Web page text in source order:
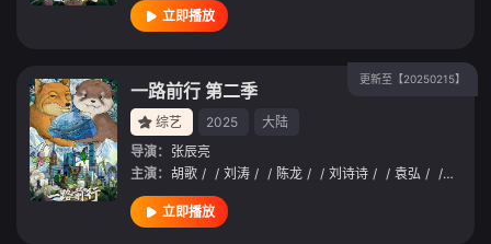
立即播放
更新至【20250215】
一路前行 第二季
综艺 2025
大陆
导演： 张辰亮
主演： 胡歌 / / 刘涛 / / 陈龙 / / 刘诗诗 / / 袁弘 / / 林一
立即播放